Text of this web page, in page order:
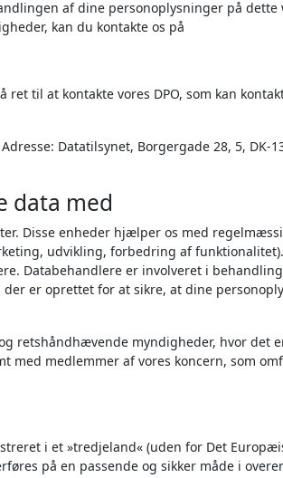
af dine personoplysninger på dette
kan du kontakte os på
til at kontakte vores DPO, som kan
Datatilsynet, Borgergade 28, 5, DK-
data med
Disse enheder hjælper os med
udvikling, forbedring af
Databehandlere er involveret i
er oprettet for at sikre, at dine
retshåndhævende myndigheder, hvor det
medlemmer af vores koncern, som
i et »tredjeland« (uden for Det
på en passende og sikker måde i